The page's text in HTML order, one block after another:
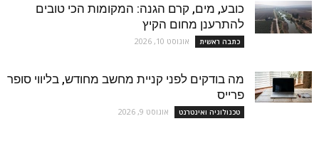
כובע, מים, קרם הגנה: המקומות הכי טובים
להתרענן מחום הקיץ
כתבה ראשית אוגוסט 10, 2026
מה בודקים לפני קניית מחשב מחודש, בליווי סופר
פרייס
טכנולוגיה ואינטרנט אוגוסט 9, 2026